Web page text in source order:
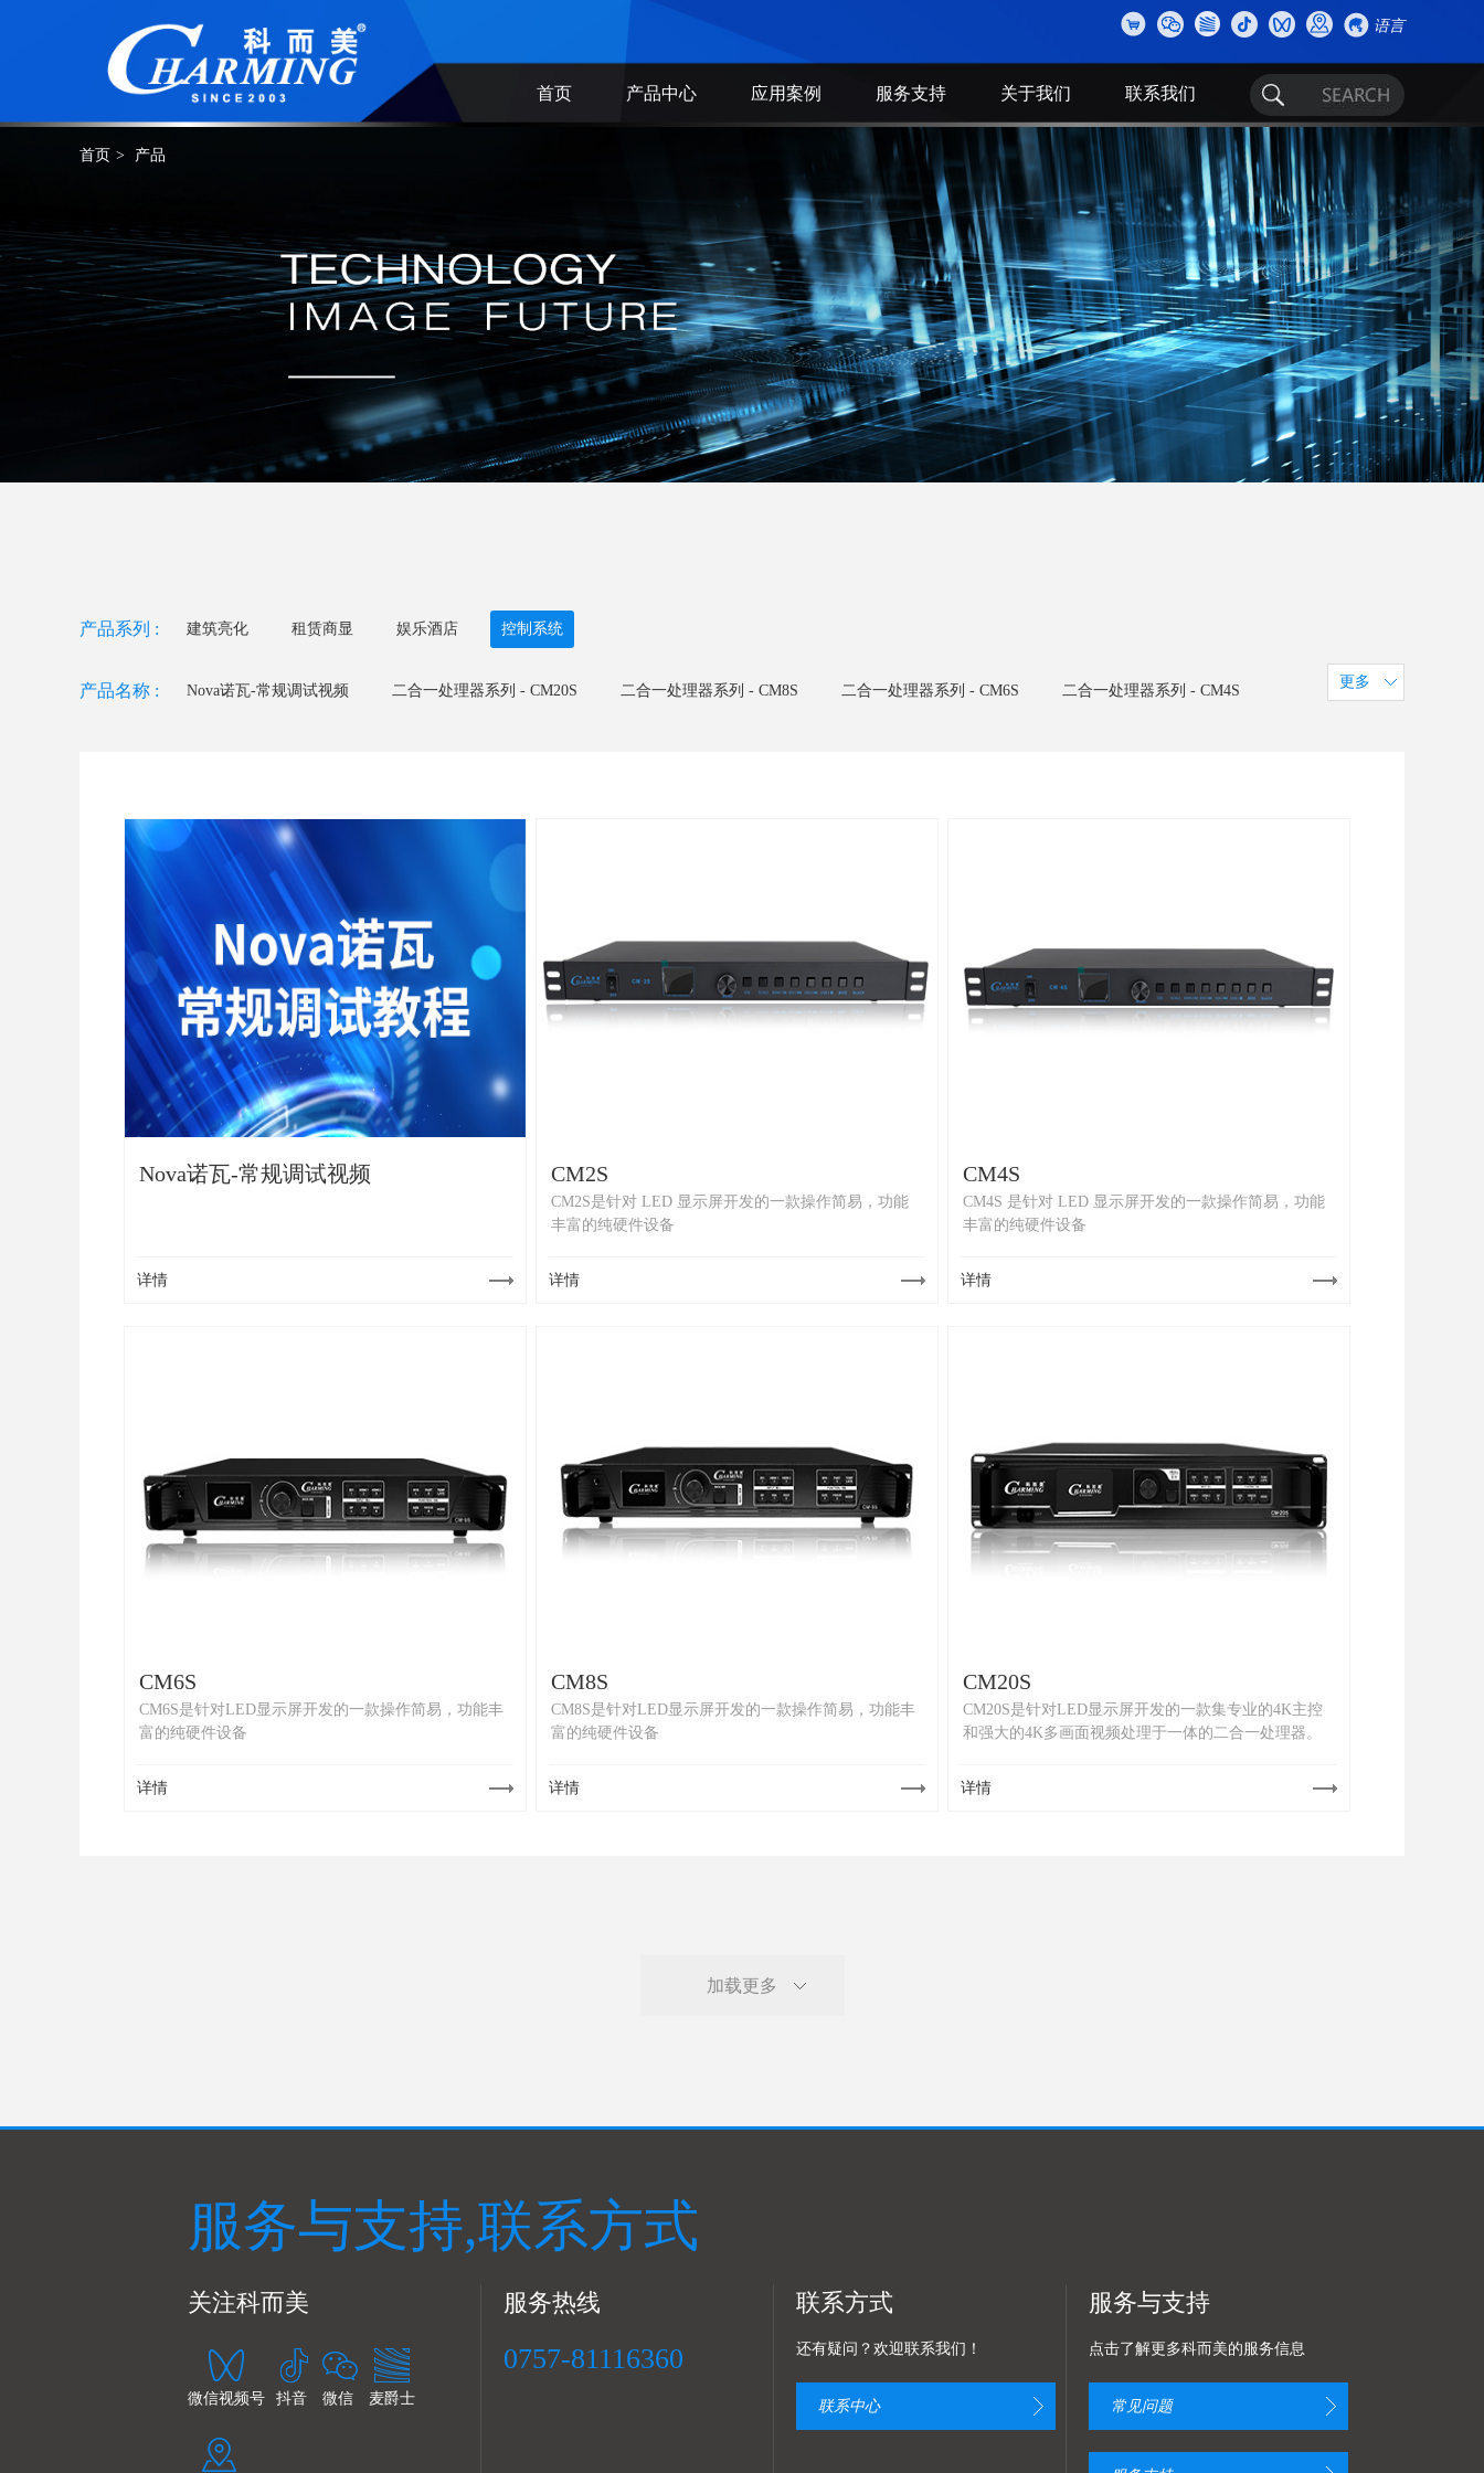
语言
首页 产品中心 应用案例 服务支持 关于我们 联系我们
首页 > 产品
产品系列 : 建筑亮化 租赁商显 娱乐酒店 控制系统
产品名称 : Nova诺瓦-常规调试视频 二合一处理器系列 - CM20S 二合一处理器系列 - CM8S 二合一处理器系列 - CM6S 二合一处理器系列 - CM4S
更多
Nova诺瓦-常规调试视频
详情
CM2S
CM2S是针对 LED 显示屏开发的一款操作简易，功能
丰富的纯硬件设备
详情
CM4S
CM4S 是针对 LED 显示屏开发的一款操作简易，功能
丰富的纯硬件设备
详情
CM6S
CM6S是针对LED显示屏开发的一款操作简易，功能丰
富的纯硬件设备
详情
CM8S
CM8S是针对LED显示屏开发的一款操作简易，功能丰
富的纯硬件设备
详情
CM20S
CM20S是针对LED显示屏开发的一款集专业的4K主控
和强大的4K多画面视频处理于一体的二合一处理器。
详情
加载更多
服务与支持,联系方式
关注科而美
微信视频号 抖音 微信 麦爵士
服务热线
0757-81116360
联系方式
还有疑问？欢迎联系我们！
联系中心
服务与支持
点击了解更多科而美的服务信息
常见问题